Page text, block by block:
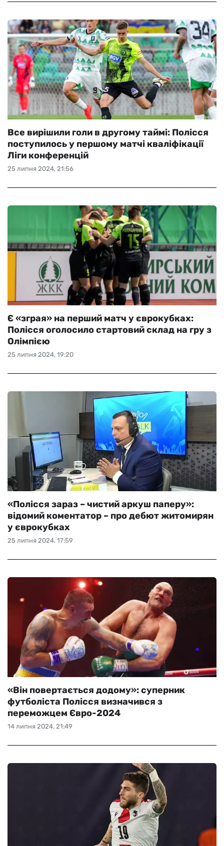
25 липня 2024, 21:56
Все вирішили голи в другому таймі: Полісся
поступилось у першому матчі кваліфікації
Ліги конференцій
25 липня 2024, 19:20
Є «зграя» на перший матч у єврокубках:
Полісся оголосило стартовий склад на гру з
Олімпією
25 липня 2024, 17:59
«Полісся зараз – чистий аркуш паперу»:
відомий коментатор – про дебют житомирян
у єврокубках
14 липня 2024, 21:49
«Він повертається додому»: суперник
футболіста Полісся визначився з
переможцем Євро-2024